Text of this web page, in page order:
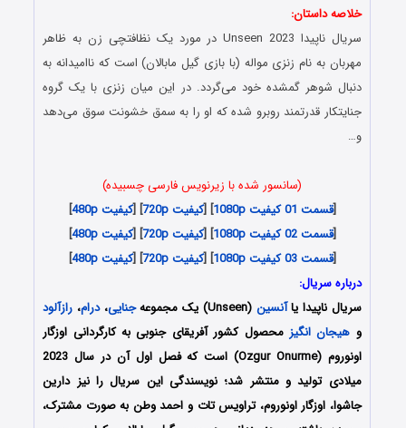
خلاصه داستان:
سریال ناپیدا Unseen 2023 در مورد یک نظافتچی زن به ظاهر
مهربان به نام زنزی مواله (با بازی گیل مابالان) است که ناامیدانه به
دنبال شوهر گمشده خود می‌گردد. در این میان زنزی با یک گروه
جنایتکار قدرتمند روبرو شده که او را به سمق خشونت سوق می‌دهد
و…
(سانسور شده با زیرنویس فارسی چسبیده)
[قسمت 01 کیفیت 1080p ] [کیفیت 720p ] [کیفیت 480p
]
[قسمت 02 کیفیت 1080p ] [کیفیت 720p ] [کیفیت 480p
]
[قسمت 03 کیفیت 1080p ] [کیفیت 720p ] [کیفیت 480p
]
درباره سریال:
سریال ناپیدا یاآنسین (Unseen) یک مجموعه جنایی،درام، رازآلود
و هیجان انگیز محصول کشور آفریقای جنوبی به کارگردانی اوزگار
اونوروم (Ozgur Onurme) است که فصل اول آن در سال 2023
میلادی تولید و منتشر شد؛ نویسندگی این سریال را نیز دارین
جاشوا، اوزگار اونوروم، تراویس تات و احمد وطن به صورت مشترک،